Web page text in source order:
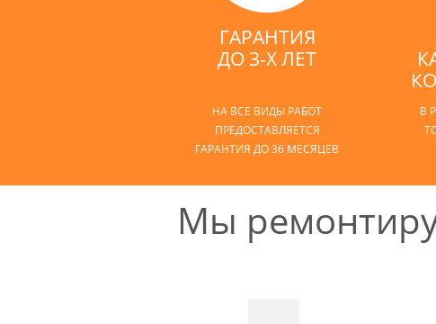
ГАРАНТИЯ
ДО 3-Х ЛЕТ
НА ВСЕ ВИДЫ РАБОТ
ПРЕДОСТАВЛЯЕТСЯ
ГАРАНТИЯ ДО 36 МЕСЯЦЕВ
В
Мы